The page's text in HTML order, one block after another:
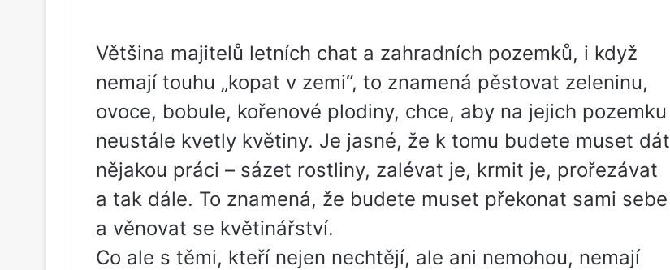
Většina majitelů letních chat a zahradních pozemků, i když
nemají touhu „kopat v zemi“, to znamená pěstovat zeleninu,
ovoce, bobule, kořenové plodiny, chce, aby na jejich pozemku
neustále kvetly květiny. Je jasné, že k tomu budete muset dát
nějakou práci – sázet rostliny, zalévat je, krmit je, prořezávat
a tak dále. To znamená, že budete muset překonat sami sebe
a věnovat se květinářství.
Co ale s těmi, kteří nejen nechtějí, ale ani nemohou, nemají